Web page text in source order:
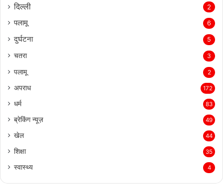
दिल्‍ली 2
पलामू 6
दुर्घटना 5
चतरा 3
पलामू 2
अपराध 172
धर्म 83
ब्रेकिंग न्यूज़ 49
खेल 44
शिक्षा 35
स्वास्थ्य 4